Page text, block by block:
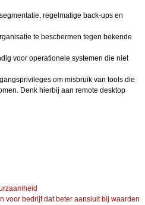
regelmatige back-ups en
te beschermen tegen bekende
voor operationele systemen die niet
om misbruik van tools die
Denk hierbij aan remote desktop
voor bedrijf dat beter aansluit bij waarden